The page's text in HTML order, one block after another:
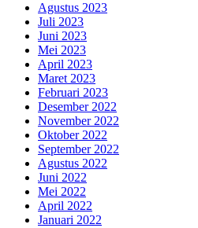
Agustus 2023
Juli 2023
Juni 2023
Mei 2023
April 2023
Maret 2023
Februari 2023
Desember 2022
November 2022
Oktober 2022
September 2022
Agustus 2022
Juni 2022
Mei 2022
April 2022
Januari 2022